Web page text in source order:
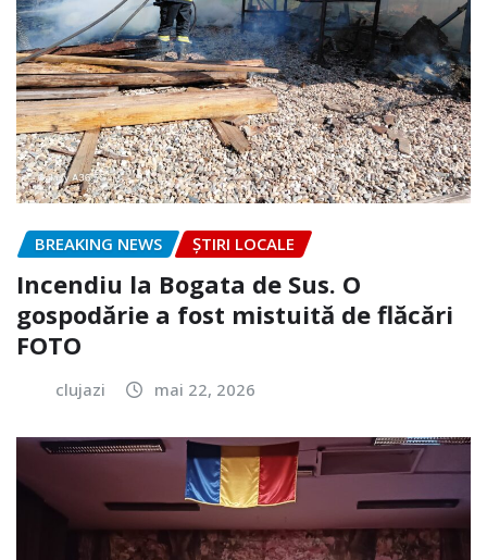
BREAKING NEWS ȘTIRI LOCALE
Incendiu la Bogata de Sus. O
gospodărie a fost mistuită de flăcări
FOTO
clujazi mai 22, 2026